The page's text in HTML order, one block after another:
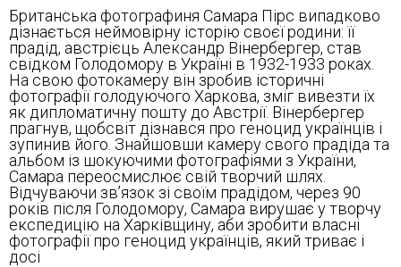
Британська фотографиня Самара Пірс випадково
дізнається неймовірну історію своєї родини: її
прадід, австрієць Александр Вінербергер, став
свідком Голодомору в Україні в 1932-1933 роках.
На свою фотокамеру він зробив історичні
фотографії голодуючого Харкова, зміг вивезти їх
як дипломатичну пошту до Австрії. Вінербергер
прагнув, щобсвіт дізнався про геноцид українців і
зупинив його. Знайшовши камеру свого прадіда та
альбом із шокуючими фотографіями з України,
Самара переосмислює свій творчий шлях.
Відчуваючи зв’язок зі своїм прадідом, через 90
років після Голодомору, Самара вирушає у творчу
експедицію на Харківщину, аби зробити власні
фотографії про геноцид українців, який триває і
досі